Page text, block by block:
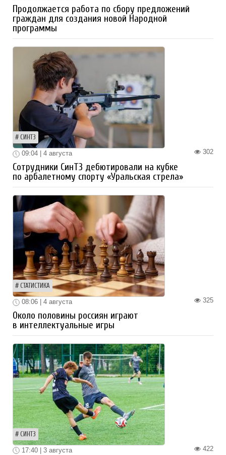
Продолжается работа по сбору предложений
граждан для создания новой Народной
программы
СИНТЗ
302
09:04 | 4 августа
Сотрудники СинТЗ дебютировали на кубке
по арбалетному спорту «Уральская стрела»
СТАТИСТИКА
325
08:06 | 4 августа
Около половины россиян играют
в интеллектуальные игры
СИНТЗ
422
17:40 | 3 августа